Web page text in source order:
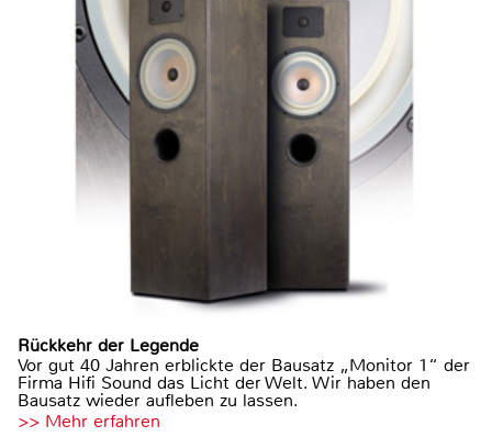
Rückkehr der Legende
Vor gut 40 Jahren erblickte der Bausatz „Monitor 1“ der
Firma Hifi Sound das Licht der Welt. Wir haben den
Bausatz wieder aufleben zu lassen.
>> Mehr erfahren